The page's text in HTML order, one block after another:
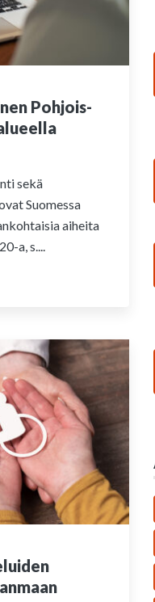
Pohjois-
sekä
Suomessa
aiheita
a, s....